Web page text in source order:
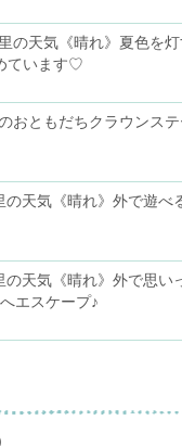
の天気《晴れ》夏色を
ています♡
おともだちクラウンス
の天気《晴れ》外で遊べ
の天気《晴れ》外で思い
エスケープ♪